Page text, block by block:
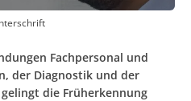
Fachpersonal und
der Diagnostik und der
die Früherkennung